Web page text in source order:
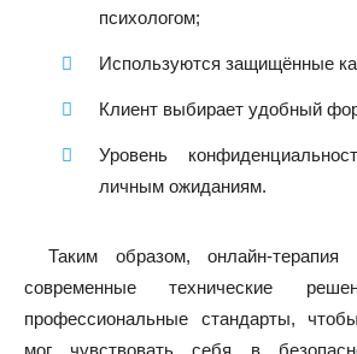
психологом;
Используются защищённые
Клиент выбирает удобный
Уровень
личным ожиданиям.
Таким образом, онлайн-
современные технические
профессиональные стандарты,
мог чувствовать себя в